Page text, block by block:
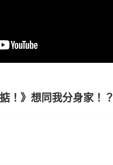
！》想同我分身家！？